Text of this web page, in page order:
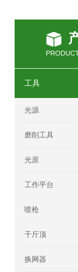
工具
光源
磨削工具
光原
工作平台
喷枪
千斤顶
换网器